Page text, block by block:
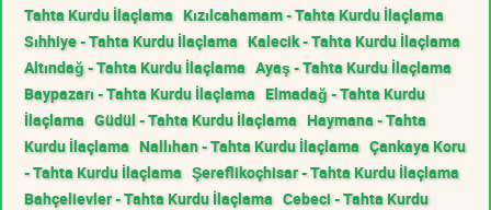
Tahta Kurdu İlaçlama Kızılcahamam - Tahta Kurdu İlaçlama
Sıhhiye - Tahta Kurdu İlaçlama Kalecik - Tahta Kurdu İlaçlama
Altındağ - Tahta Kurdu İlaçlama Ayaş - Tahta Kurdu İlaçlama
Baypazarı - Tahta Kurdu İlaçlama Elmadağ - Tahta Kurdu
İlaçlama Güdül - Tahta Kurdu İlaçlama Haymana - Tahta
Kurdu İlaçlama Nallıhan - Tahta Kurdu İlaçlama Çankaya Koru
- Tahta Kurdu İlaçlama Şereflikoçhisar - Tahta Kurdu İlaçlama
Bahçelievler - Tahta Kurdu İlaçlama Cebeci - Tahta Kurdu